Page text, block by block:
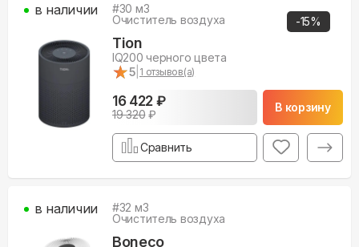
-15%
#30 м3
Очиститель воздуха
Tion
IQ200 черного цвета
★
★5 1 отзывов(а)
16 422 ₽
19 320₽
В корзину
в наличии
Сравнить
#32 м3
Очиститель воздуха
Boneco
в наличии